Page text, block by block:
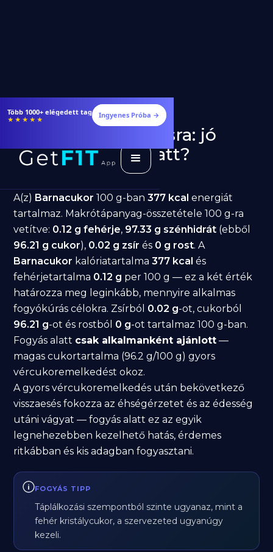
Több 1000+ elégedett tag
★★★★★ Ingyenes Próba →
Barnacukor fogyásra: jó
választás diéta alatt?
A(z) Barnacukor 100 g-ban377 kcal energiát
tartalmaz. Makrótápanyag-összetétele 100 g-ra
vetítve: 0.12 g fehérje, 97.33 g szénhidrát (ebből
96.21 g cukor), 0.02 g zsír és 0 g rost. A
Barnacukor kalóriatartalma377 kcal és
fehérjetartalma 0.12 g per 100 g — ez a két érték
határozza meg leginkább, mennyire alkalmas
fogyókúrás célokra. Zsírból 0.02 g-ot, cukorból
96.21 g-ot és rostból 0 g-ot tartalmaz 100 g-ban.
Fogyás alatt csak alkalmanként ajánlott —
magas cukortartalma (96.2 g/100 g) gyors
vércukoremelkedést okoz.
A gyors vércukoremelkedés után bekövetkező
visszaesés fokozza az éhségérzetet és az édesség
utáni vágyat — fogyás alatt ez az egyik
legnehezebben kezelhető hatás, érdemes
ritkábban és kis adagban fogyasztani.
FOGYÁS TIPP
Táplálkozási szempontból szinte ugyanaz, mint a
fehér kristálycukor, a szervezeted ugyanúgy
kezeli.